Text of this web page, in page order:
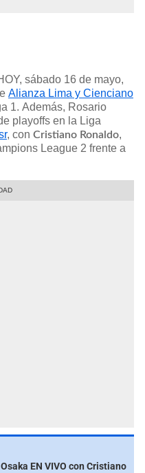
sábado 16 de mayo,
Alianza Lima y Cienciano
1. Además, Rosario
playoffs en la Liga
, con Cristiano Ronaldo,
League 2 frente a
EN VIVO con Cristiano